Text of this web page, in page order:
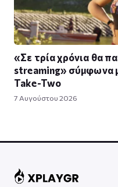
«Σε τρία χρόνια θα
streaming» σύμφωνα
Take-Two
7 Αυγούστου 2026